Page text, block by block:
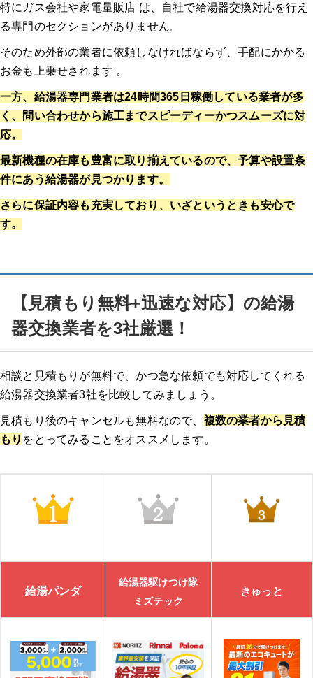
特にガス会社や家電量販店 は、自社で給湯器交換対応を行え
る専門のセクションがありません。
そのため外部の業者に依頼しなければならず、手配にかかる
お金も上乗せされます 。
一方、給湯器専門業者は24時間365日稼働している業者が多
く、問い合わせから施工までスピーディーかつスムーズに対
応。
最新機種の在庫も豊富に取り揃えているので、予算や設置条
件にあう給湯器が見つかります。
さらに保証内容も充実しており、いざというときも安心で
す。
【見積もり無料+迅速な対応】の給湯
器交換業者を3社厳選！
相談と見積もりが無料で、かつ急な依頼でも対応してくれる
給湯器交換業者3社を比較してみましょう。
見積もり後のキャンセルも無料なので、 複数の業者から見積
もり をとってみることをオススメします。
給湯パンダ
給湯器駆けつけ隊
ミズテック
きゅっと